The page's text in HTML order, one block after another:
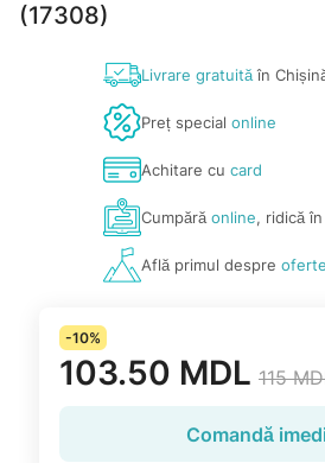
(17308)
Livrare gratuităîn
Preț special online
Achitare cu card
Cumpărăonline, ridică
Află primul despre
-10%
103.50 MDL 115
Comandă